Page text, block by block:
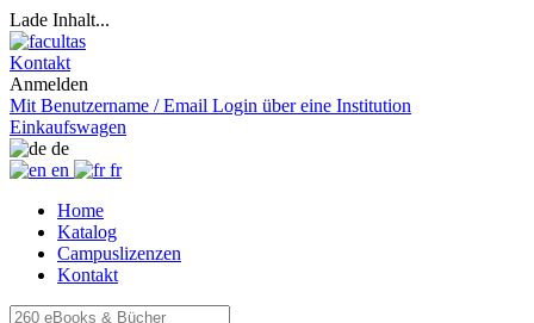
Lade Inhalt...
Kontakt
Anmelden
Mit Benutzername / Email Login über eine Institution
Einkaufswagen
de
en
fr
Home
Katalog
Campuslizenzen
Kontakt